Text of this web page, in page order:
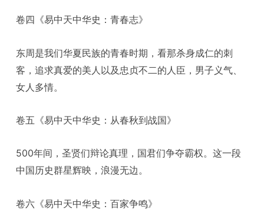
卷四《易中天中华史：青春志》
东周是我们华夏民族的青春时期，看那杀身成仁的刺
客，追求真爱的美人以及忠贞不二的人臣，男子义气、
女人多情。
卷五《易中天中华史：从春秋到战国》
500年间，圣贤们辩论真理，国君们争夺霸权。这一段
中国历史群星辉映，浪漫无边。
卷六《易中天中华史：百家争鸣》